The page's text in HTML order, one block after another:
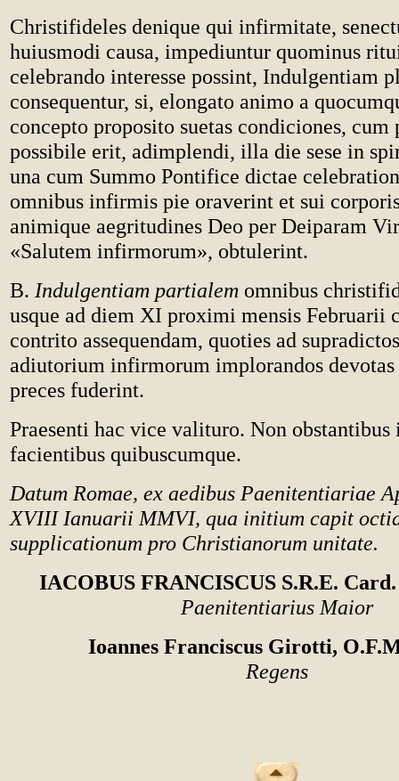
Christifideles denique qui infirmitate,
huiusmodi causa, impediuntur quominus
celebrando interesse possint, Indulgentiam
consequentur, si, elongato animo a
concepto proposito suetas condiciones, cum
possibile erit, adimplendi, illa die sese in
una cum Summo Pontifice dictae
omnibus infirmis pie oraverint et sui
animique aegritudines Deo per Deiparam
«Salutem infirmorum», obtulerint.
B. Indulgentiam partialem omnibus
usque ad diem XI proximi mensis Februarii
contrito assequendam, quoties ad
adiutorium infirmorum implorandos
preces fuderint.
Praesenti hac vice valituro. Non
facientibus quibuscumque.
Datum Romae, ex aedibus Paenitentiariae
XVIII Ianuarii MMVI, qua initium capit
supplicationum pro Christianorum unitate.
IACOBUS FRANCISCUS S.R.E.
Paenitentiarius Maior
Ioannes Franciscus Girotti,
Regens